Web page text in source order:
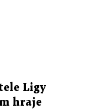
Ligy
hraje